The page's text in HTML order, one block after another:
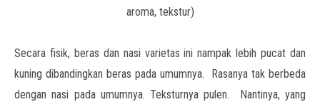
aroma, tekstur)
Secara fisik, beras dan nasi varietas ini nampak lebih pucat dan
kuning dibandingkan beras pada umumnya. Rasanya tak berbeda
dengan nasi pada umumnya. Teksturnya pulen. Nantinya, yang